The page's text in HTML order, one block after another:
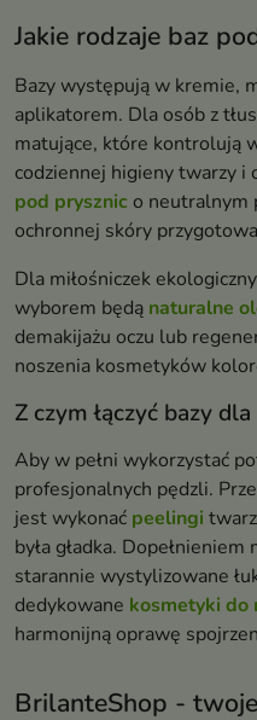
Jakie rodzaje baz
Bazy występują w kremie,
aplikatorem. Dla osób z
matujące, które kontrolują
codziennej higieny twarzy i
pod prysznico neutralnym
ochronnej skóry
Dla miłośniczek
wyborem będą naturalne
demakijażu oczu lub
noszenia kosmetyków
Z czym łączyć bazy
Aby w pełni wykorzystać
profesjonalnych pędzli.
jest wykonać peelingi
była gładka.
starannie wystylizowane
dedykowane kosmetyki do
harmonijną oprawę
BrilanteShop -